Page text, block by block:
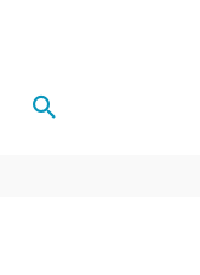
Rechercher